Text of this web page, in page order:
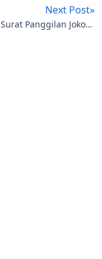
Next Post»
Surat Panggilan Jokowi